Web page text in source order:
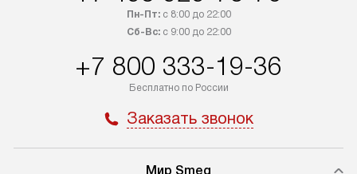
транспортные компании. После
доставляем заказ до офиса
транспортной компании в Москве.
доставки у менеджера при
определяется в
Пн-Пт:с 8:00 до 22:00
Сб-Вс:с 9:00 до 22:00
+7 800 333-19-36
Бесплатно по России
Заказать звонок
Мир Smeg